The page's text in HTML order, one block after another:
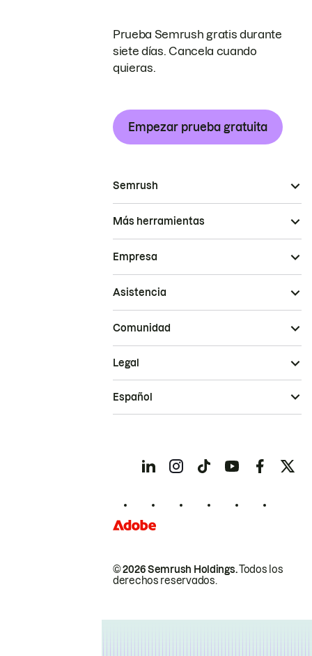
Prueba Semrush gratis durante
siete días. Cancela cuando
quieras.
Empezar prueba gratuita
Semrush
Más herramientas
Empresa
Asistencia
Comunidad
© 2026 Semrush Holdings.Todos los
derechos reservados.
Legal
Español